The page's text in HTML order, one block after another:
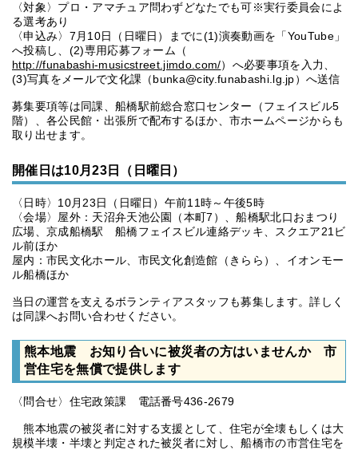
〈対象〉プロ・アマチュア問わずどなたでも可※実行委員会によ
る選考あり
〈申込み〉7月10日（日曜日）までに(1)演奏動画を「YouTube」
へ投稿し、(2)専用応募フォーム（
http://funabashi-musicstreet.jimdo.com/）へ必要事項を入力、
(3)写真をメールで文化課（bunka@city.funabashi.lg.jp）へ送信
募集要項等は同課、船橋駅前総合窓口センター（フェイスビル5
階）、各公民館・出張所で配布するほか、市ホームページからも
取り出せます。
開催日は10月23日（日曜日）
〈日時〉10月23日（日曜日）午前11時～午後5時
〈会場〉屋外：天沼弁天池公園（本町7）、船橋駅北口おまつり
広場、京成船橋駅 船橋フェイスビル連絡デッキ、スクエア21ビ
ル前ほか
屋内：市民文化ホール、市民文化創造館（きらら）、イオンモー
ル船橋ほか
当日の運営を支えるボランティアスタッフも募集します。詳しく
は同課へお問い合わせください。
熊本地震 お知り合いに被災者の方はいませんか 市
営住宅を無償で提供します
〈問合せ〉住宅政策課 電話番号436-2679
熊本地震の被災者に対する支援として、住宅が全壊もしくは大
規模半壊・半壊と判定された被災者に対し、船橋市の市営住宅を